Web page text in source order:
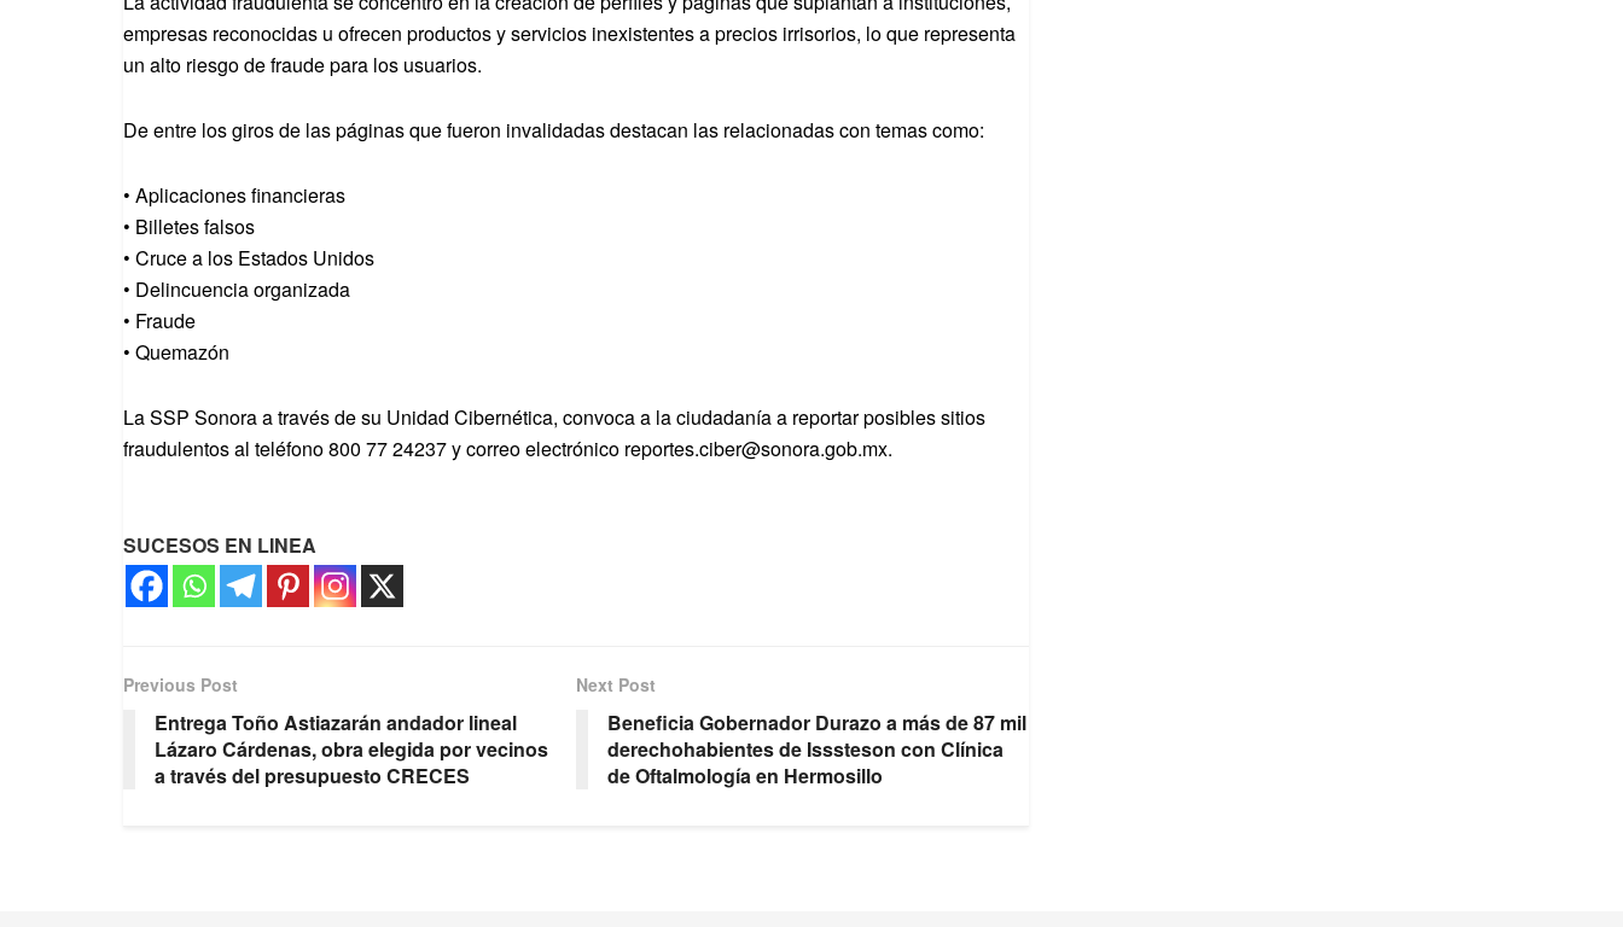
empresas reconocidas u ofrecen productos y servicios inexistentes a precios irrisorios, lo que representa
un alto riesgo de fraude para los usuarios.
De entre los giros de las páginas que fueron invalidadas destacan las relacionadas con temas como:
• Aplicaciones financieras
• Billetes falsos
• Cruce a los Estados Unidos
• Delincuencia organizada
• Fraude
• Quemazón
La SSP Sonora a través de su Unidad Cibernética, convoca a la ciudadanía a reportar posibles sitios
fraudulentos al teléfono 800 77 24237 y correo electrónico reportes.ciber@sonora.gob.mx.
SUCESOS EN LINEA
Previous Post
Entrega Toño Astiazarán andador lineal
Lázaro Cárdenas, obra elegida por vecinos
a través del presupuesto CRECES
Next Post
Beneficia Gobernador Durazo a más de 87 mil
derechohabientes de Isssteson con Clínica
de Oftalmología en Hermosillo